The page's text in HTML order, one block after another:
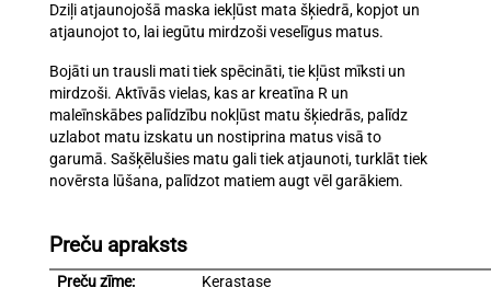
Dziļi atjaunojošā maska iekļūst mata šķiedrā, kopjot un
atjaunojot to, lai iegūtu mirdzoši veselīgus matus.
Bojāti un trausli mati tiek spēcināti, tie kļūst mīksti un
mirdzoši. Aktīvās vielas, kas ar kreatīna R un
maleīnskābes palīdzību nokļūst matu šķiedrās, palīdz
uzlabot matu izskatu un nostiprina matus visā to
garumā. Sašķēlušies matu gali tiek atjaunoti, turklāt tiek
novērsta lūšana, palīdzot matiem augt vēl garākiem.
Preču apraksts
Preču zīme: Kerastase